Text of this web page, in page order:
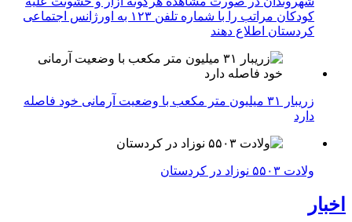
کودکان مراتب را با شماره تلفن ۱۲۳ به اورژانس اجتماعی
کردستان اطلاع دهند
زریبار ۳۱ میلیون متر مکعب با وضعیت آرمانی خود فاصله
دارد
ولادت ۵۵۰۳ نوزاد در کردستان
اخبار